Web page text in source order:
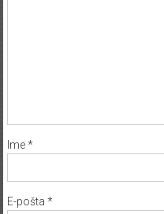
Ime*
E-pošta *